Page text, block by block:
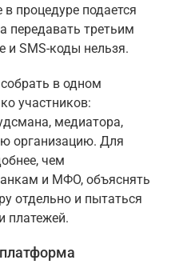
в процедуре подается
передавать третьим
и SMS-коды нельзя.
в одном
участников:
медиатора,
организацию. Для
чем
и МФО, объяснять
отдельно и пытаться
платежей.